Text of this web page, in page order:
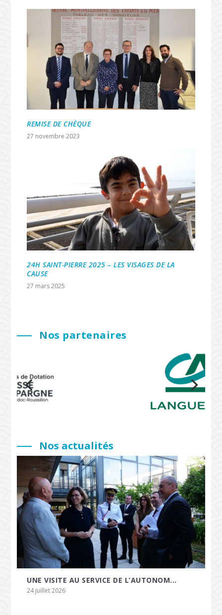
REMISE DE CHÈQUE
27 novembre 2023
24H SAINT-PIERRE 2025 – LES VISAGES DE LA
CAUSE
27 mars 2025
Nos partenaires
Nos actualités
UNE VISITE AU SERVICE DE L’AUTONOM...
24 juillet 2026